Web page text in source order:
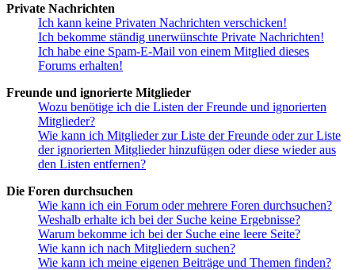
Private Nachrichten
Ich kann keine Privaten Nachrichten verschicken!
Ich bekomme ständig unerwünschte Private Nachrichten!
Ich habe eine Spam-E-Mail von einem Mitglied dieses
Forums erhalten!
Freunde und ignorierte Mitglieder
Wozu benötige ich die Listen der Freunde und ignorierten
Mitglieder?
Wie kann ich Mitglieder zur Liste der Freunde oder zur Liste
der ignorierten Mitglieder hinzufügen oder diese wieder aus
den Listen entfernen?
Die Foren durchsuchen
Wie kann ich ein Forum oder mehrere Foren durchsuchen?
Weshalb erhalte ich bei der Suche keine Ergebnisse?
Warum bekomme ich bei der Suche eine leere Seite?
Wie kann ich nach Mitgliedern suchen?
Wie kann ich meine eigenen Beiträge und Themen finden?